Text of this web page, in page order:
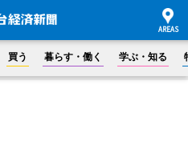
買う 暮らす・働く 学ぶ・知る